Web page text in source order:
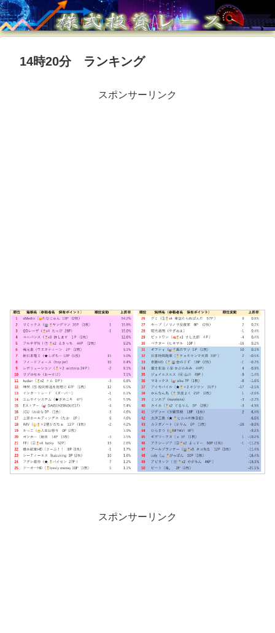
14時20分 ランキング
スポンサーリンク
スポンサーリンク